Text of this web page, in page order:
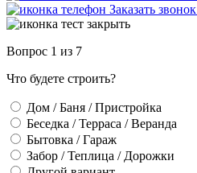
Заказать звонок
Вопрос 1 из 7
Что будете строить?
Дом / Баня / Пристройка
Беседка / Терраса / Веранда
Бытовка / Гараж
Забор / Теплица / Дорожки